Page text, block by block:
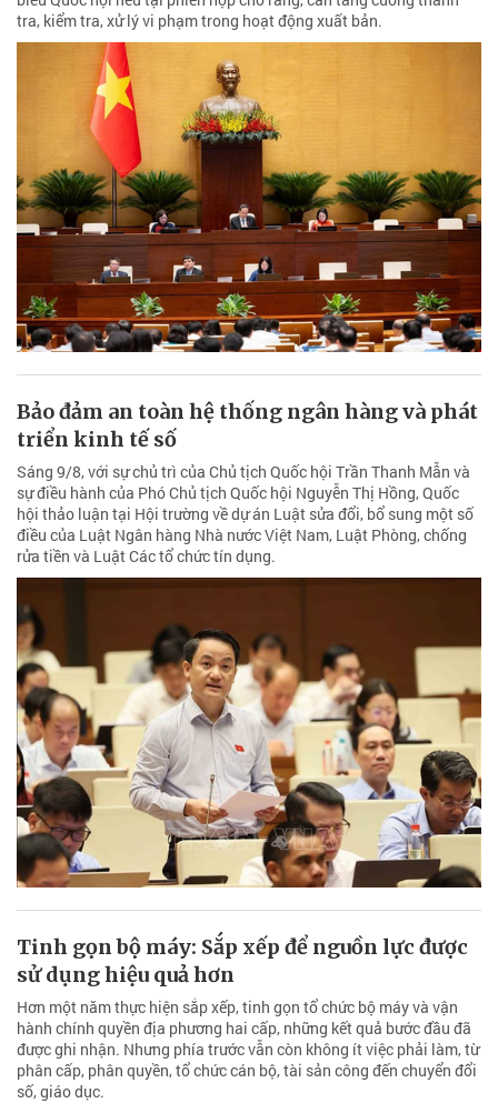
tra, kiểm tra, xử lý vi phạm trong hoạt động xuất bản.
Bảo đảm an toàn hệ thống ngân hàng và phát
triển kinh tế số
Sáng 9/8, với sự chủ trì của Chủ tịch Quốc hội Trần Thanh Mẫn và
sự điều hành của Phó Chủ tịch Quốc hội Nguyễn Thị Hồng, Quốc
hội thảo luận tại Hội trường về dự án Luật sửa đổi, bổ sung một số
điều của Luật Ngân hàng Nhà nước Việt Nam, Luật Phòng, chống
rửa tiền và Luật Các tổ chức tín dụng.
Tinh gọn bộ máy: Sắp xếp để nguồn lực được
sử dụng hiệu quả hơn
Hơn một năm thực hiện sắp xếp, tinh gọn tổ chức bộ máy và vận
hành chính quyền địa phương hai cấp, những kết quả bước đầu đã
được ghi nhận. Nhưng phía trước vẫn còn không ít việc phải làm, từ
phân cấp, phân quyền, tổ chức cán bộ, tài sản công đến chuyển đổi
số, giáo dục.